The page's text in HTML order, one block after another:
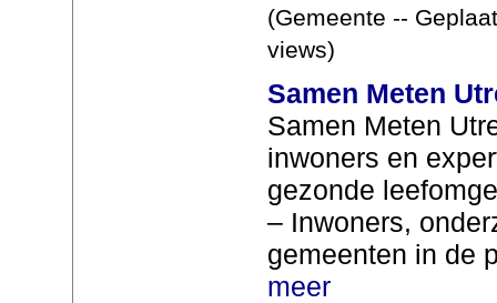
(Gemeente --
views)
Samen Meten
Samen Meten
inwoners en
gezonde
– Inwoners,
gemeenten in de
meer